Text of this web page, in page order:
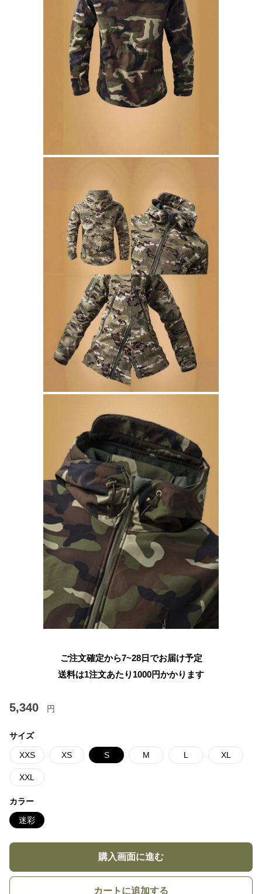
ご注文確定から7~28日でお届け予定
送料は1注文あたり 1000円かかります
5,340 円
サイズ
XXS XS S M L XL
XXL
カラー
迷彩
購入画面に進む
カートに追加する